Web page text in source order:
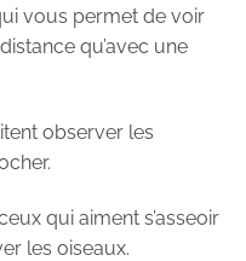
vous permet de voir
qu’avec une
observer les
qui aiment s’asseoir
les oiseaux.